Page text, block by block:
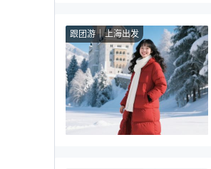
跟团游 上海出发